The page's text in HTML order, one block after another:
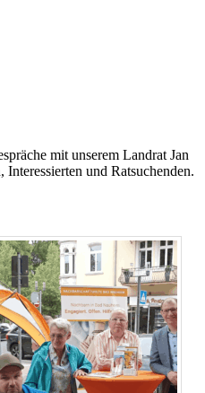
mit unserem Landrat Jan
und Ratsuchenden.